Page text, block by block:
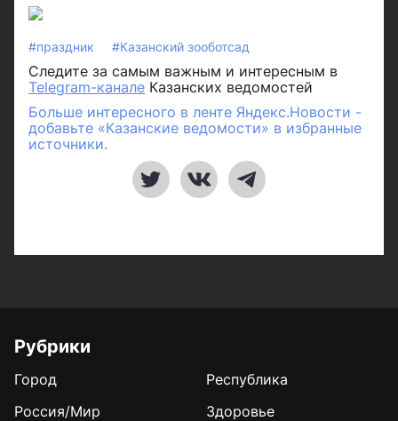
#праздник #Казанский зооботсад
Следите за самым важным и интересным в
Telegram-канале Казанских ведомостей
Больше интересного в ленте Яндекс.Новости -
добавьте «Казанские ведомости» в избранные
источники.
Рубрики
Город
Республика
Россия/Мир
Здоровье